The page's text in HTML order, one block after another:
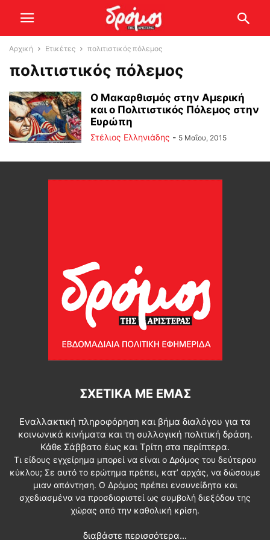
Αρχική Ετικέτες πολιτιστικός πόλεμος
πολιτιστικός πόλεμος
Ο Μακαρθισμός στην Αμερική
και ο Πολιτιστικός Πόλεμος στην
Ευρώπη
Στέλιος Ελληνιάδης - 5 Μαΐου, 2015
ΣΧΕΤΙΚΆ ΜΕ ΕΜΆΣ
Εναλλακτική πληροφόρηση και βήμα διαλόγου για τα
κοινωνικά κινήματα και τη συλλογική πολιτική δράση.
Κάθε Σάββατο έως και Τρίτη στα περίπτερα.
Τι είδους εγχείρημα μπορεί να είναι ο Δρόμος του δεύτερου
κύκλου; Σε αυτό το ερώτημα πρέπει, κατ’ αρχάς, να δώσουμε
μιαν απάντηση. Ο Δρόμος πρέπει ενσυνείδητα και
σχεδιασμένα να προσδιοριστεί ως συμβολή διεξόδου της
χώρας από την καθολική κρίση.
διαβάστε περισσότερα...